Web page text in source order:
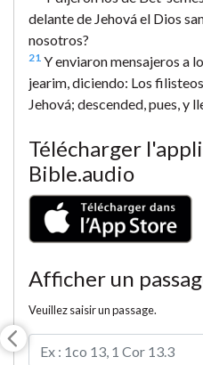
delante de Jehová el Dios
nosotros?
21 Y enviaron mensajeros a
jearim, diciendo: Los
Jehová; descended, pues, y
Télécharger
Bible.audio
Afficher un
Veuillez saisir un passage.